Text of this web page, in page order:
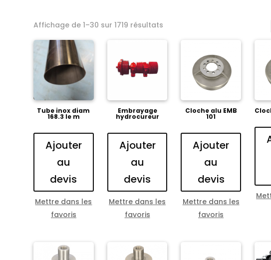
Affichage de 1–30 sur 1719 résultats
Tube inox diam
168.3 le m
Ajouter
au
devis
Mettre dans les
favoris
Embrayage
hydrocureur
Ajouter
au
devis
Mettre dans les
favoris
Cloche alu EMB
101
Ajouter
au
devis
Mettre dans les
favoris